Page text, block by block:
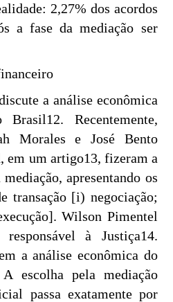
2,27% dos acordos
a fase da mediação ser
a análise econômica
Recentemente,
Morales e José Bento
em um artigo13, fizeram a
apresentando os
transação [i) negociação;
Wilson Pimentel
responsável à Justiça14.
a análise econômica do
escolha pela mediação
passa exatamente por